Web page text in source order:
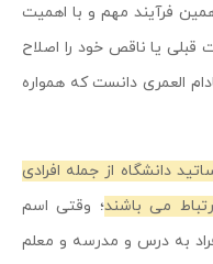
فرآیند مهم و با اهمیت
قبلی یا ناقص خود را اصلاح
العمری دانست که همواره
دانشگاه از جمله افرادی
می باشند؛ وقتی اسم
به درس و مدرسه و معلم